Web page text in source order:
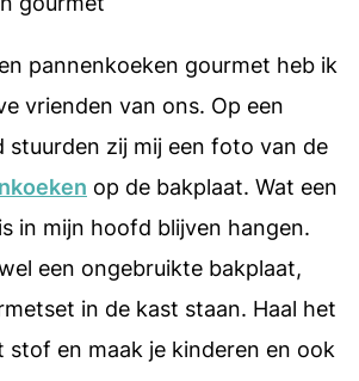
pannenkoeken gourmet heb ik
vrienden van ons. Op een
stuurden zij mij een foto van de
op de bakplaat. Wat een
in mijn hoofd blijven hangen.
een ongebruikte bakplaat,
in de kast staan. Haal het
stof en maak je kinderen en ook